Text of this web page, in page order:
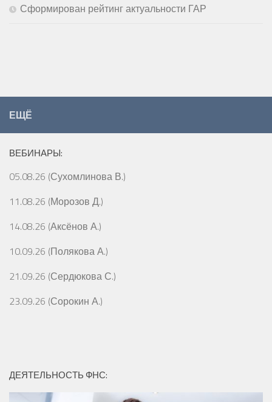
Сформирован рейтинг актуальности ГАР
ЕЩЁ
ВЕБИНАРЫ:
05.08.26 (Сухомлинова В.)
11.08.26 (Морозов Д.)
14.08.26 (Аксёнов А.)
10.09.26 (Полякова А.)
21.09.26 (Сердюкова С.)
23.09.26 (Сорокин А.)
ДЕЯТЕЛЬНОСТЬ ФНС: